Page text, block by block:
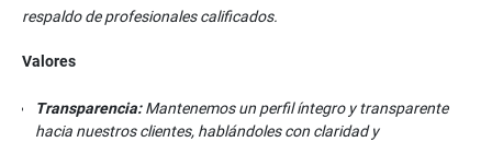
respaldo de profesionales calificados.
Valores
Transparencia:Mantenemos un perfil íntegro y transparente
hacia nuestros clientes, hablándoles con claridad y